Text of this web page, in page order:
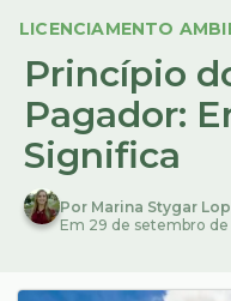
LICENCIAMENTO
Princípio
Pagador:
Significa
Por Marina Stygar
Em 29 de setembro